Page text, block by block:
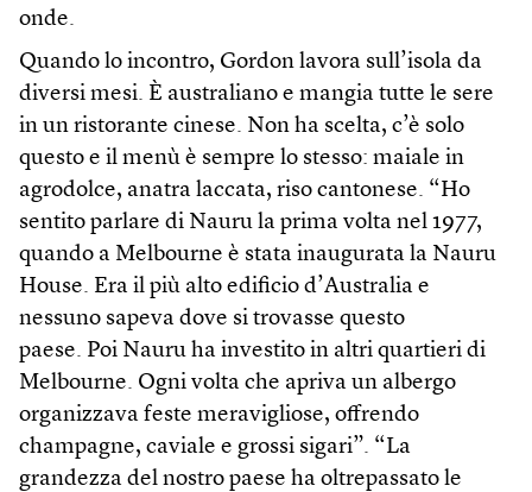
onde.
Quando lo incontro, Gordon lavora sull’isola da
diversi mesi. È australiano e mangia tutte le sere
in un ristorante cinese. Non ha scelta, c’è solo
questo e il menù è sempre lo stesso: maiale in
agrodolce, anatra laccata, riso cantonese. “Ho
sentito parlare di Nauru la prima volta nel 1977,
quando a Melbourne è stata inaugurata la Nauru
House. Era il più alto edificio d’Australia e
nessuno sapeva dove si trovasse questo
paese. Poi Nauru ha investito in altri quartieri di
Melbourne. Ogni volta che apriva un albergo
organizzava feste meravigliose, offrendo
champagne, caviale e grossi sigari”. “La
grandezza del nostro paese ha oltrepassato le